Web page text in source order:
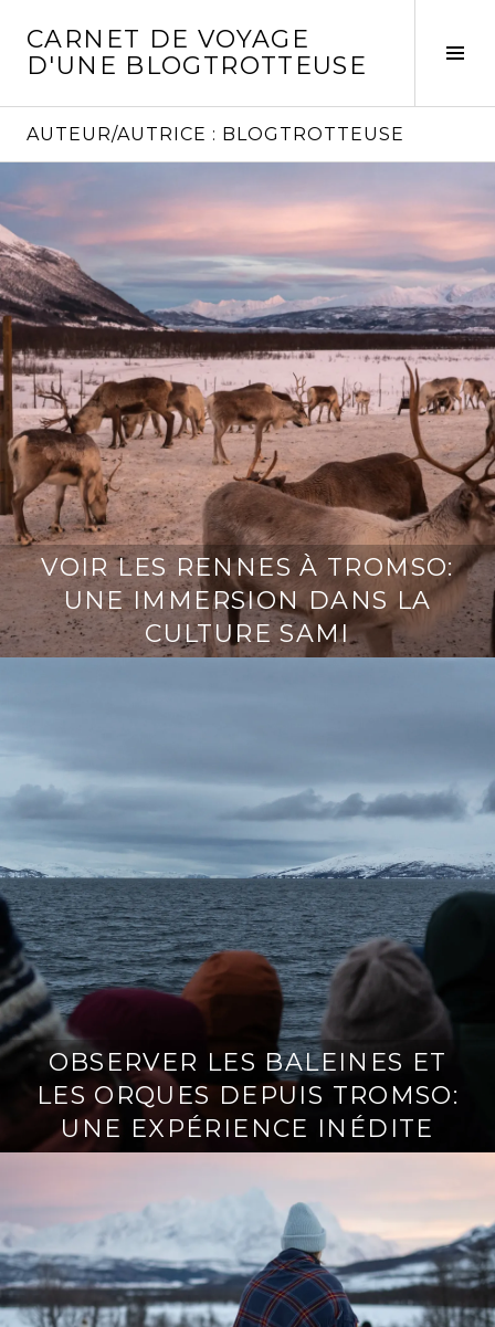
contenu
CARNET DE VOYAGE
D'UNE BLOGTROTTEUSE
AUTEUR/AUTRICE : BLOGTROTTEUSE
VOIR LES RENNES À TROMSO:
UNE IMMERSION DANS LA
CULTURE SAMI
OBSERVER LES BALEINES ET
LES ORQUES DEPUIS TROMSO:
UNE EXPÉRIENCE INÉDITE